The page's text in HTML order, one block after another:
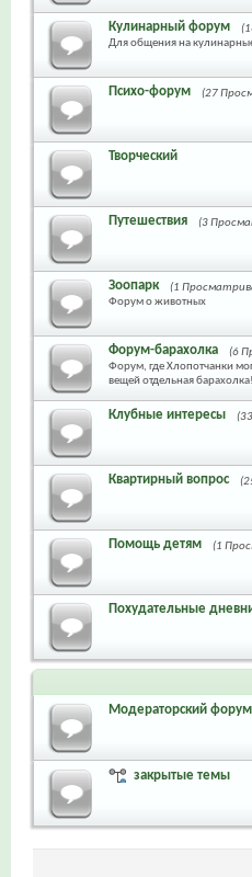
Кулинарный форум
Для общения на
Психо-форум (27
Творческий
Путешествия (3
Зоопарк
(1
Форум о животных
Форум-барахолка
(6
Форум, где Хлопотчанки
вещей отдельная
Клубные интересы
Квартирный вопрос
Помощь детям (1
Похудательные
Модераторский форум
закрытые темы